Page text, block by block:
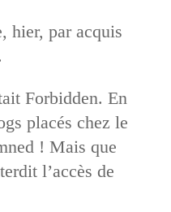
hier, par acquis
Forbidden. En
placés chez le
! Mais que
l’accès de